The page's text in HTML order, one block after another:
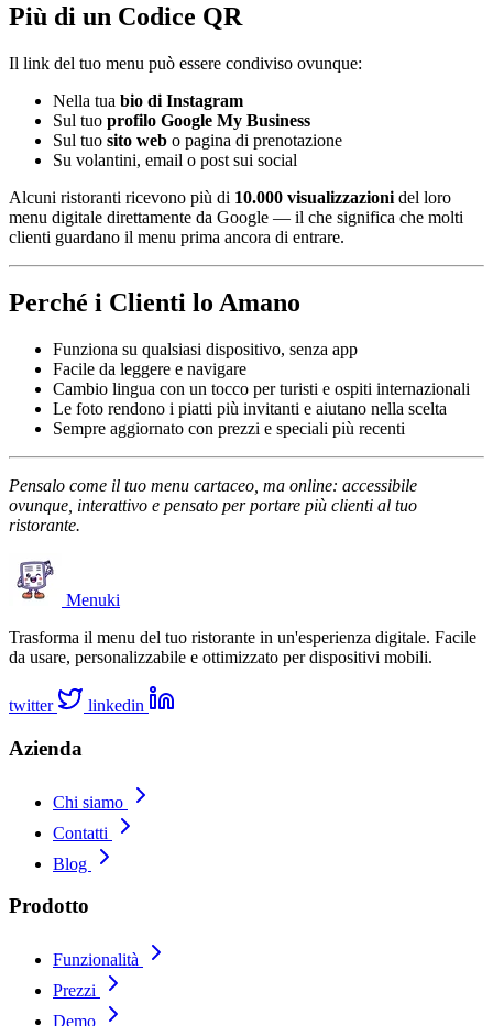
Più di un Codice QR
Il link del tuo menu può essere condiviso ovunque:
Nella tua bio di Instagram
Sul tuo profilo Google My Business
Sul tuo sito web o pagina di prenotazione
Su volantini, email o post sui social
Alcuni ristoranti ricevono più di 10.000 visualizzazioni del loro
menu digitale direttamente da Google — il che significa che molti
clienti guardano il menu prima ancora di entrare.
Perché i Clienti lo Amano
Funziona su qualsiasi dispositivo, senza app
Facile da leggere e navigare
Cambio lingua con un tocco per turisti e ospiti internazionali
Le foto rendono i piatti più invitanti e aiutano nella scelta
Sempre aggiornato con prezzi e speciali più recenti
Pensalo come il tuo menu cartaceo, ma online: accessibile
ovunque, interattivo e pensato per portare più clienti al tuo
ristorante.
Menuki
Trasforma il menu del tuo ristorante in un'esperienza digitale. Facile
da usare, personalizzabile e ottimizzato per dispositivi mobili.
twitter linkedin
Azienda
Chi siamo
Contatti
Blog
Prodotto
Funzionalità
Prezzi
Demo